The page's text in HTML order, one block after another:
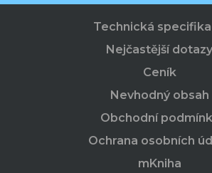
Technická
Nejčastější dotazy
Ceník
Nevhodný obsah
Obchodní
Ochrana osobních
mKniha